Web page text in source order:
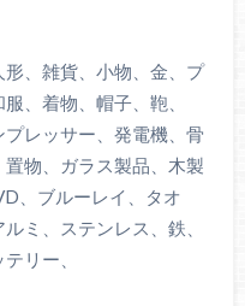
、雑貨、小物、金、プ
、着物、帽子、鞄、
レッサー、発電機、骨
物、ガラス製品、木製
、ブルーレイ、タオ
ミ、ステンレス、鉄、
リー、